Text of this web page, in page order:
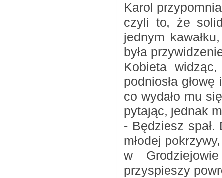
Karol
czyli to, że
jednym
była
Kobieta
podniosła
co wydało mu
pytając, jednak
- Będziesz spał.
młodej
w
przyspieszy